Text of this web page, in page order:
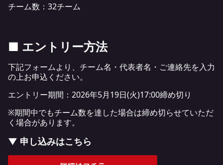
チーム数：32チーム
■ エントリー方法
下記フォームより、チーム名・代表者名・ご連絡先を入力
の上お申込ください。
エントリー期間：2026年5月19日(火)17:00締め切り
※期間中でもチーム数を達した場合は締め切らせていただ
く場合があります。
▼ 申し込みはこちら